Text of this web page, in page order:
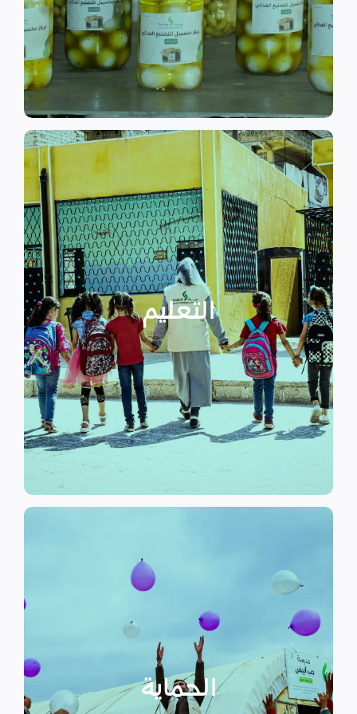
الى الاهتمام بالمشاريع التنموية.
اقرأ المزيد
التعليم
التعليم
نهدف إلى توفير مناهج التعليم غير
الرسمي وبرامج التوعية التي
تستهدف الناشئين والأطفال مما
يساهم في تعزيز السلام و دعم
الأطفال المنقطعين عن العملية
التعليمية أو المتأخرين عن المراحل
الدراسية بسبب الصراع القائم.
اقرأ المزيد
الحماية
الحماية
الأسر المهمشة والتي ترأسها إناث
عبر تعزيز المساعدة الإنسانية التي
تراعي الأمور الخاصة بالنوع
الاجتماعي “الجنساني” مع التركيز